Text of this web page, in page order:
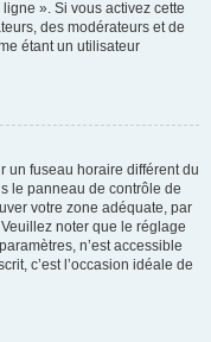
». Si vous activez cette
des modérateurs et de
étant un utilisateur
un fuseau horaire différent du
le panneau de contrôle de
votre zone adéquate, par
noter que le réglage
n’est accessible
c’est l’occasion idéale de